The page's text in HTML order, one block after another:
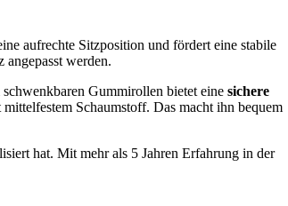
aufrechte Sitzposition und fördert eine stabile
werden.
Gummirollen bietet einesichere
Schaumstoff. Das macht ihn bequem
hat. Mit mehr als 5 Jahren Erfahrung in der